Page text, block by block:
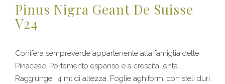
Pinus Nigra Geant De Suisse
V24
Conifera sempreverde appartenente alla famiglia delle
Pinaceae. Portamento espanso e a crescita lenta.
Raggiunge i 4 mt di altezza. Foglie aghiformi con steli duri